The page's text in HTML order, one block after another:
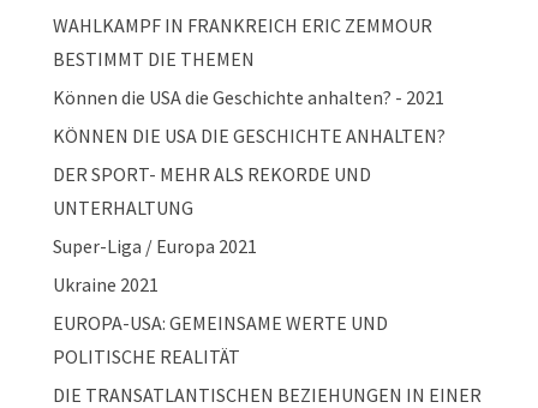
WAHLKAMPF IN FRANKREICH ERIC ZEMMOUR
BESTIMMT DIE THEMEN
Können die USA die Geschichte anhalten? - 2021
KÖNNEN DIE USA DIE GESCHICHTE ANHALTEN?
DER SPORT- MEHR ALS REKORDE UND
UNTERHALTUNG
Super-Liga / Europa 2021
Ukraine 2021
EUROPA-USA: GEMEINSAME WERTE UND
POLITISCHE REALITÄT
DIE TRANSATLANTISCHEN BEZIEHUNGEN IN EINER